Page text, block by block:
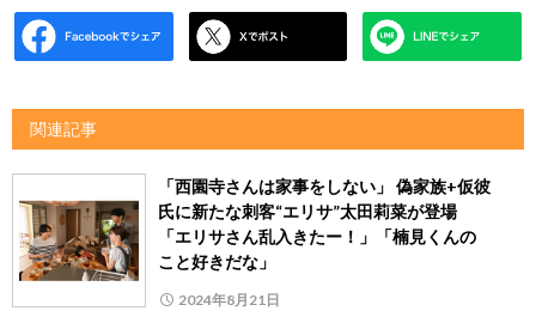
関連記事
「西園寺さんは家事をしない」 偽家族+仮彼
氏に新たな刺客“エリサ”太田莉菜が登場
「エリサさん乱入きたー！」「楠見くんの
こと好きだな」
2024年8月21日